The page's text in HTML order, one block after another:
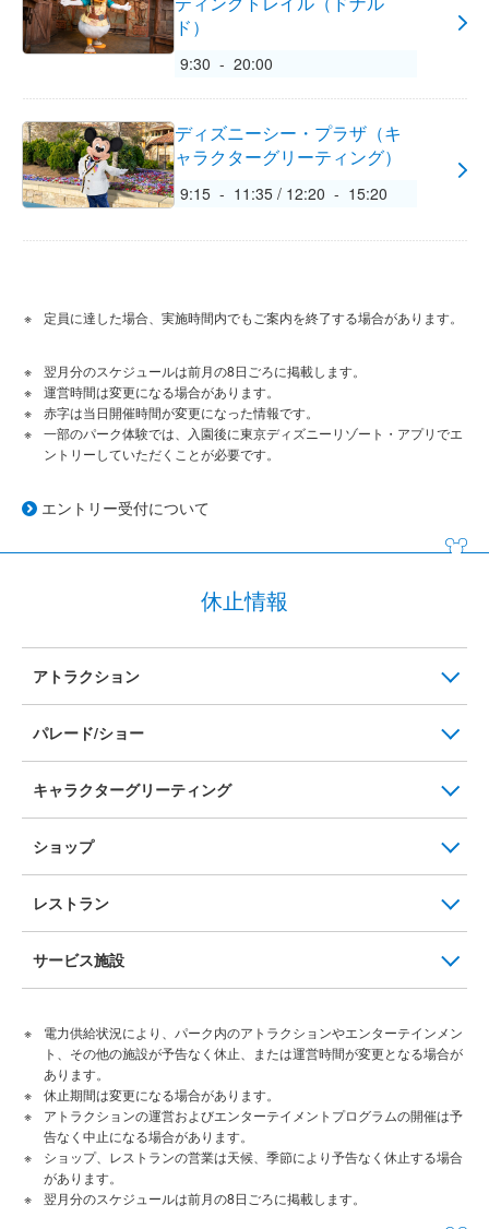
ド）
9:30 - 20:00
ディズニーシー・プラザ（キ
ャラクターグリーティング）
9:15 - 11:35 / 12:20 - 15:20
定員に達した場合、実施時間内でもご案内を終了する場合があります。
翌月分のスケジュールは前月の8日ごろに掲載します。
運営時間は変更になる場合があります。
赤字は当日開催時間が変更になった情報です。
一部のパーク体験では、入園後に東京ディズニーリゾート・アプリでエ
ントリーしていただくことが必要です。
エントリー受付について
休止情報
アトラクション
パレード/ショー
キャラクターグリーティング
ショップ
レストラン
サービス施設
電力供給状況により、パーク内のアトラクションやエンターテインメン
ト、その他の施設が予告なく休止、または運営時間が変更となる場合が
あります。
休止期間は変更になる場合があります。
アトラクションの運営およびエンターテイメントプログラムの開催は予
告なく中止になる場合があります。
ショップ、レストランの営業は天候、季節により予告なく休止する場合
があります。
翌月分のスケジュールは前月の8日ごろに掲載します。